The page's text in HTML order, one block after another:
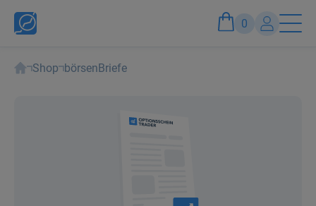
0
Startseite
Shop börsenBriefe